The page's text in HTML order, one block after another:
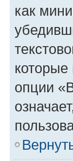
как
опции